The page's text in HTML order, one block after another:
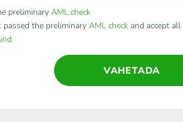
preliminary AML check
the preliminary AML checkand accept all
VAHETADA